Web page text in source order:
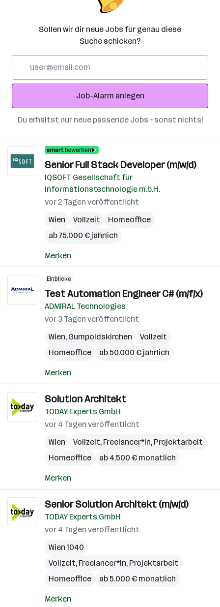
Sollen wir dir neue Jobs für genau diese
Suche schicken?
Adresse
Job-Alarm anlegen
Du erhältst nur neue passende Jobs – sonst nichts!
Senior Full Stack Developer (m/w/d)
IQSOFT Gesellschaft für
Informationstechnologie m.b.H.
vor 2 Tagen veröffentlicht
Wien
Vollzeit
Homeoffice
ab 75.000 € jährlich
Merken
Einblicke
Test Automation Engineer C# (m/f/x)
ADMIRAL Technologies
vor 3 Tagen veröffentlicht
Wien, Gumpoldskirchen
Vollzeit
Homeoffice
ab 50.000 € jährlich
Merken
Solution Architekt
TODAY Experts GmbH
vor 4 Tagen veröffentlicht
Wien
Vollzeit, Freelancer*in, Projektarbeit
Homeoffice
ab 4.500 € monatlich
Merken
Senior Solution Architekt (m/w/d)
TODAY Experts GmbH
vor 4 Tagen veröffentlicht
Wien 1040
Vollzeit, Freelancer*in, Projektarbeit
Homeoffice
ab 5.000 € monatlich
Merken